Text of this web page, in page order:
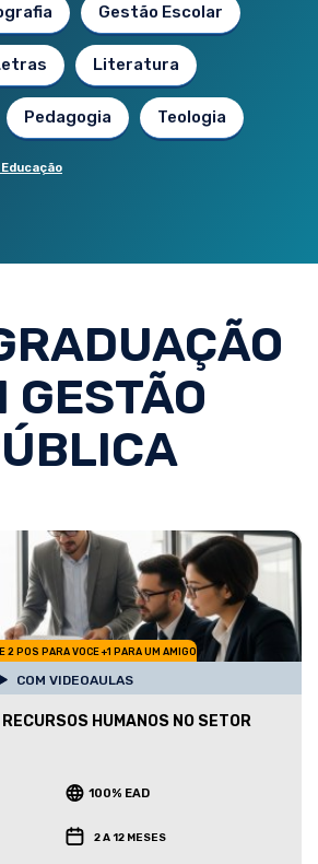
Gestão Escolar
Literatura
Pedagogia Teologia
GESTÃO
2 POS PARA VOCE +1 PARA UM AMIGO
COM VIDEOAULAS
HUMANOS NO SETOR
100% EAD
2 A 12 MESES